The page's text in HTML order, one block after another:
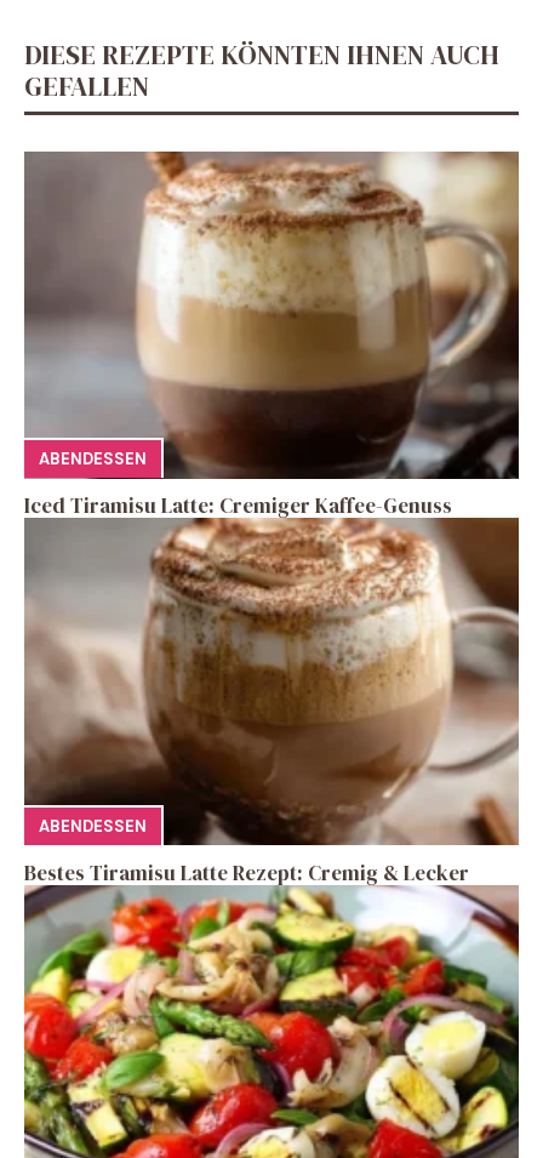
DIESE REZEPTE KÖNNTEN IHNEN AUCH
GEFALLEN
ABENDESSEN
Iced Tiramisu Latte: Cremiger Kaffee-Genuss
ABENDESSEN
Bestes Tiramisu Latte Rezept: Cremig & Lecker